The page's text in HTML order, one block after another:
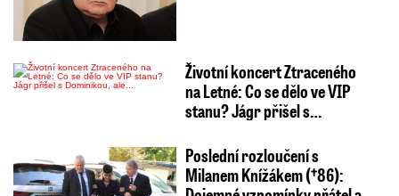
Životní koncert Ztraceného
na Letné: Co se dělo ve VIP
stanu? Jágr přišel s…
Poslední rozloučení s
Milanem Knížákem (†86):